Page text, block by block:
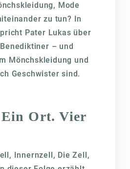
Mode
zu tun? In
Pater Lukas über
– und
Mönchskleidung und
Geschwister sind.
Ort. Vier
Innernzell, Die Zell,